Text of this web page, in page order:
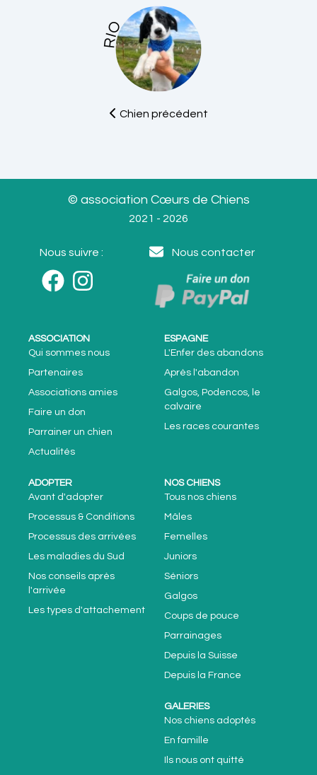
RIO
Chien précédent
© association Cœurs de Chiens
2021 - 2026
Nous suivre : Nous contacter
ASSOCIATION
Qui sommes nous
Partenaires
Associations amies
Faire un don
Parrainer un chien
Actualités
ESPAGNE
L'Enfer des abandons
Après l'abandon
Galgos, Podencos, le
calvaire
Les races courantes
ADOPTER
Avant d'adopter
Processus & Conditions
Processus des arrivées
Les maladies du Sud
Nos conseils après
l'arrivée
Les types d'attachement
NOS CHIENS
Tous nos chiens
Mâles
Femelles
Juniors
Séniors
Galgos
Coups de pouce
Parrainages
Depuis la Suisse
Depuis la France
GALERIES
Nos chiens adoptés
En famille
Ils nous ont quitté